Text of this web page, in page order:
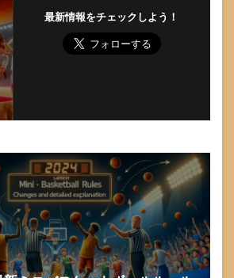
最新情報をチェックしよう！